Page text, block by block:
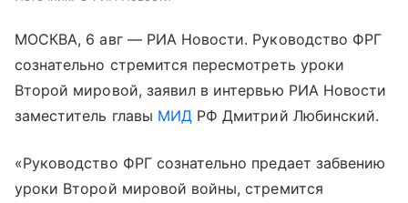
МОСКВА, 6 авг — РИА Новости. Руководство ФРГ
сознательно стремится пересмотреть уроки
Второй мировой, заявил в интервью РИА Новости
заместитель главы МИД РФ Дмитрий Любинский.
«Руководство ФРГ сознательно предает забвению
уроки Второй мировой войны, стремится